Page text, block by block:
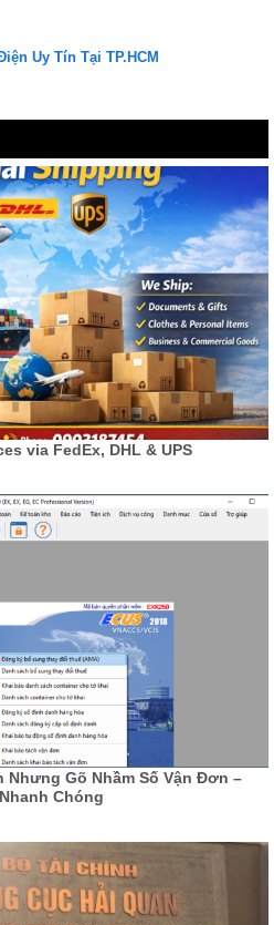
Uy Tín Tại TP.HCM
via FedEx, DHL & UPS
Nhưng Gõ Nhầm Số Vận Đơn –
Chóng